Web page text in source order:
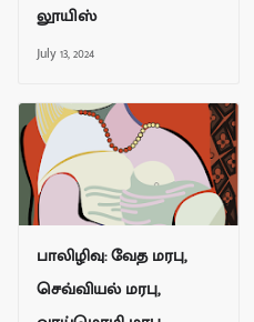
லூயிஸ்
July 13, 2024
பாலிழிவு: வேத மரபு,
செவ்வியல் மரபு,